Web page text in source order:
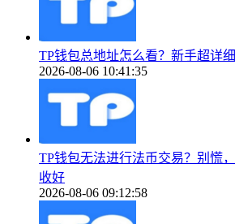
TP钱包总地址怎么看？新手超详
2026-08-06 10:41:35
TP钱包无法进行法币交易？别慌
收好
2026-08-06 09:12:58